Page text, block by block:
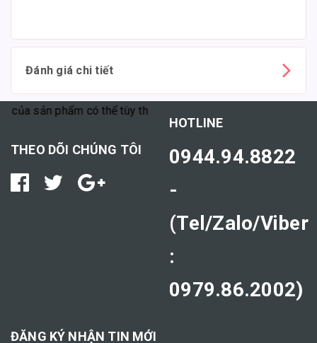
Đánh giá chi tiết
sản phẩm có thể tùy thuộc vào cơ địa mỗi người."
THEO DÕI CHÚNG TÔI
HOTLINE
0944.94.8822
-
(Tel/Zalo/Viber
:
0979.86.2002)
ĐĂNG KÝ NHẬN TIN MỚI